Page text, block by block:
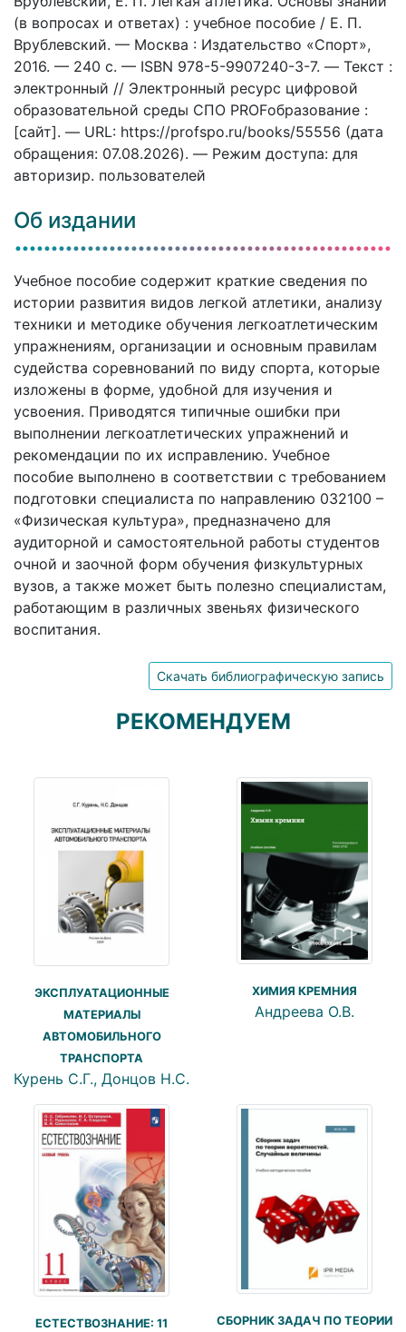
(в вопросах и ответах) : учебное пособие / Е. П.
Врублевский. — Москва : Издательство «Спорт»,
2016. — 240 c. — ISBN 978-5-9907240-3-7. — Текст :
электронный // Электронный ресурс цифровой
образовательной среды СПО PROFобразование :
[сайт]. — URL: https://profspo.ru/books/55556 (дата
обращения: 07.08.2026). — Режим доступа: для
авторизир. пользователей
Об издании
Учебное пособие содержит краткие сведения по
истории развития видов легкой атлетики, анализу
техники и методике обучения легкоатлетическим
упражнениям, организации и основным правилам
судейства соревнований по виду спорта, которые
изложены в форме, удобной для изучения и
усвоения. Приводятся типичные ошибки при
выполнении легкоатлетических упражнений и
рекомендации по их исправлению. Учебное
пособие выполнено в соответствии с требованием
подготовки специалиста по направлению 032100 –
«Физическая культура», предназначено для
аудиторной и самостоятельной работы студентов
очной и заочной форм обучения физкультурных
вузов, а также может быть полезно специалистам,
работающим в различных звеньях физического
воспитания.
Скачать библиографическую запись
РЕКОМЕНДУЕМ
ЭКСПЛУАТАЦИОННЫЕ
МАТЕРИАЛЫ
АВТОМОБИЛЬНОГО
ТРАНСПОРТА
Курень С.Г., Донцов Н.С.
ХИМИЯ КРЕМНИЯ
Андреева О.В.
ЕСТЕСТВОЗНАНИЕ: 11
СБОРНИК ЗАДАЧ ПО ТЕОРИИ